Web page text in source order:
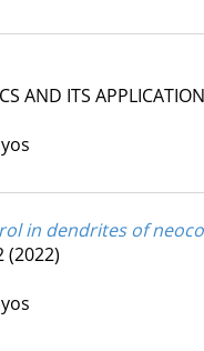
AND ITS
in dendrites of
(2022)